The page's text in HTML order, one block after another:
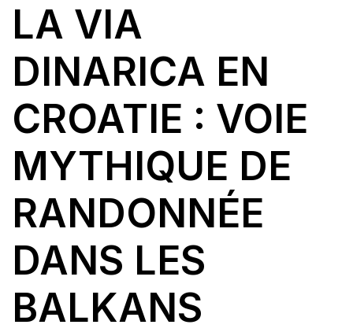
LA VIA
DINARICA EN
CROATIE : VOIE
MYTHIQUE DE
RANDONNÉE
DANS LES
BALKANS